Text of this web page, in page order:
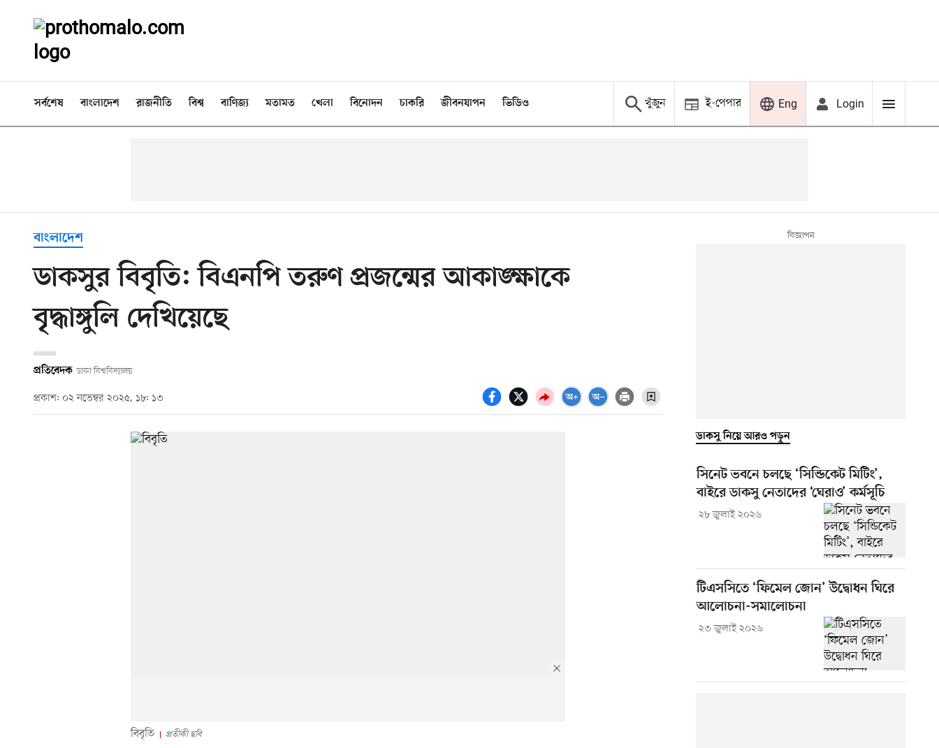
সর্বশেষ বাংলাদেশ রাজনীতি বিশ্ব বাণিজ্য মতামত খেলা বিনোদন চাকরি জীবনযাপন ভিডিও খুঁজুন ই-পেপার Eng Login
বাংলাদেশ
ডাকসুর বিবৃতি: বিএনপি তরুণ প্রজন্মের আকাঙ্ক্ষাকে
বৃদ্ধাঙ্গুলি দেখিয়েছে
প্রতিবেদক ঢাকা বিশ্ববিদ্যালয়
প্রকাশ: ০২ নভেম্বর ২০২৫, ১৮: ১৩
বিবৃতি প্রতীকী ছবি
ডাকসু নিয়ে আরও পড়ুন
সিনেট ভবনে চলছে ‘সিন্ডিকেট মিটিং’,
বাইরে ডাকসু নেতাদের ‘ঘেরাও’ কর্মসূচি
২৮ জুলাই ২০২৬
টিএসসিতে ‘ফিমেল জোন’ উদ্বোধন ঘিরে
আলোচনা-সমালোচনা
২৩ জুলাই ২০২৬